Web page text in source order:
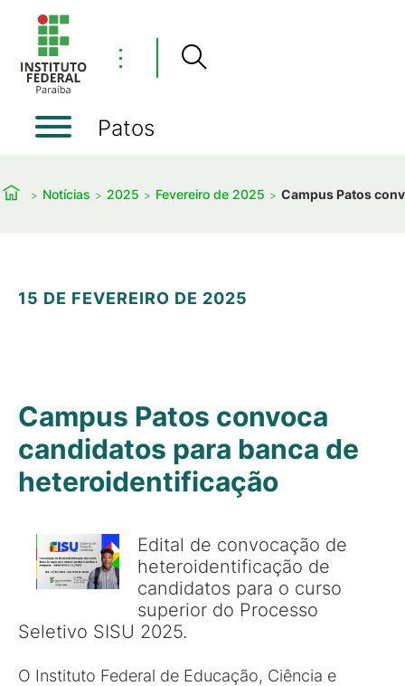
⋮
Patos
Notícias 2025 Fevereiro de 2025 Campus Patos
15 DE FEVEREIRO DE 2025
Campus Patos convoca
candidatos para banca de
heteroidentificação
Edital de convocação de
heteroidentificação de
candidatos para o curso
superior do Processo
Seletivo SISU 2025.
O Instituto Federal de Educação, Ciência e